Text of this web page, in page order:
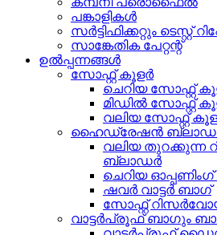
പങ്കാളികൾ
സർട്ടിഫിക്കറ്റും ടെസ്റ്റ്
സാങ്കേതിക പേറ്റന്റ്
ഉൽപ്പന്നങ്ങൾ
സോഫ്റ്റ് കൂളർ
ചെറിയ സോഫ്റ്റ്
മിഡിൽ സോഫ്റ്റ്
വലിയ സോഫ്റ്റ്
ഹൈഡ്രേഷൻ
വലിയ തുറക്കുന്ന
ബ്ലാഡർ
ചെറിയ
ഷവർ വാട്ടർ ബാഗ്
സോഫ്റ്റ്
വാട്ടർപ്രൂഫ് ബാഗും